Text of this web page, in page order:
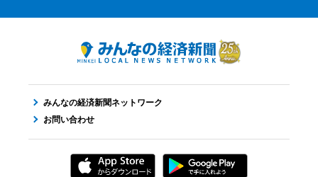
みんなの経済新聞ネットワーク
お問い合わせ